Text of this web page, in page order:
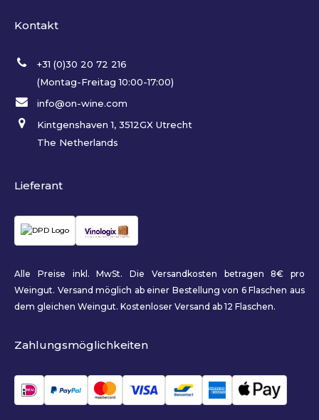
Kontakt
+31 (0)30 20 72 216
(Montag-Freitag 10:00-17:00)
info@on-wine.com
Kintgenshaven 1, 3512GX Utrecht
The Netherlands
Lieferant
Alle Preise inkl. MwSt. Die Versandkosten betragen 8€ pro
Weingut. Versand möglich ab einer Bestellung von 6 Flaschen aus
dem gleichen Weingut. Kostenloser Versand ab 12 Flaschen.
Zahlungsmöglichkeiten